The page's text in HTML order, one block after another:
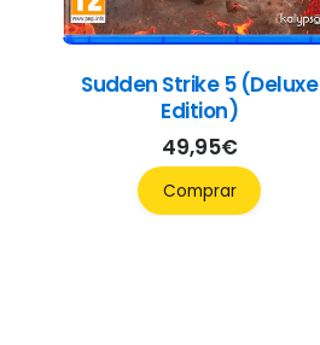
Sudden Strike 5 (Deluxe
Edition)
49,95€
Comprar